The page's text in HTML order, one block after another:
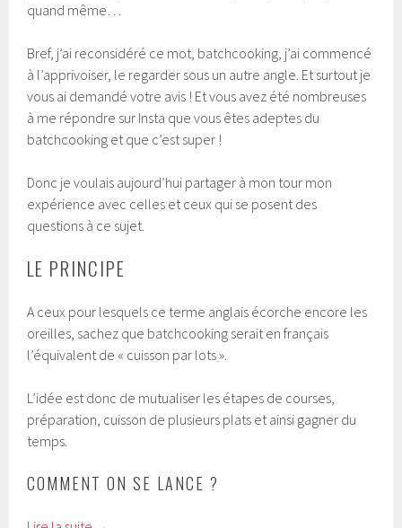
quand même…
Bref, j’ai reconsidéré ce mot, batchcooking, j’ai commencé
à l’apprivoiser, le regarder sous un autre angle. Et surtout je
vous ai demandé votre avis ! Et vous avez été nombreuses
à me répondre sur Insta que vous êtes adeptes du
batchcooking et que c’est super !
Donc je voulais aujourd’hui partager à mon tour mon
expérience avec celles et ceux qui se posent des
questions à ce sujet.
LE PRINCIPE
A ceux pour lesquels ce terme anglais écorche encore les
oreilles, sachez que batchcooking serait en français
l’équivalent de « cuisson par lots ».
L’idée est donc de mutualiser les étapes de courses,
préparation, cuisson de plusieurs plats et ainsi gagner du
temps.
COMMENT ON SE LANCE ?